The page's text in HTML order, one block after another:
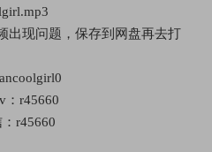
现问题，保存到网盘再去打
r45660
r45660